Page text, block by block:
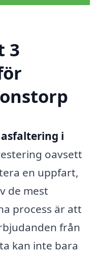
3
asfaltering i
oavsett
en uppfart,
de mest
process är att
från
kan inte bara